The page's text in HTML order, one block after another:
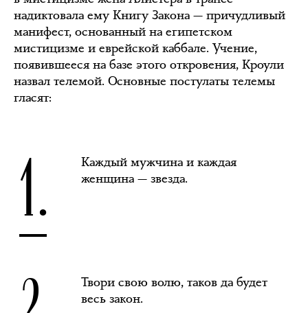
надиктовала ему Книгу Закона — причудливый
манифест, основанный на египетском
мистицизме и еврейской каббале. Учение,
появившееся на базе этого откровения, Кроули
назвал телемой. Основные постулаты телемы
гласят:
1.
Каждый мужчина и каждая
женщина — звезда.
Твори свою волю, таков да будет
весь закон.